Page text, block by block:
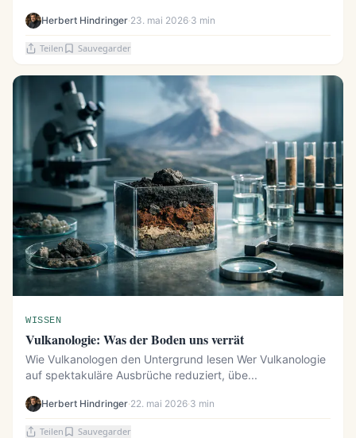
Herbert Hindringer·23. mai 2026·3 min
Teilen Sauvegarder
WISSEN
Vulkanologie: Was der Boden uns verrät
Wie Vulkanologen den Untergrund lesen Wer Vulkanologie
auf spektakuläre Ausbrüche reduziert, übe...
Herbert Hindringer·22. mai 2026·3 min
Teilen Sauvegarder